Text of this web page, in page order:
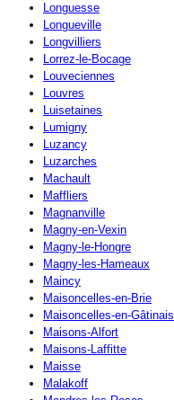
Longuesse
Longueville
Longvilliers
Lorrez-le-Bocage
Louveciennes
Louvres
Luisetaines
Lumigny
Luzancy
Luzarches
Machault
Maffliers
Magnanville
Magny-en-Vexin
Magny-le-Hongre
Magny-les-Hameaux
Maincy
Maisoncelles-en-Brie
Maisoncelles-en-Gâtinais
Maisons-Alfort
Maisons-Laffitte
Maisse
Malakoff